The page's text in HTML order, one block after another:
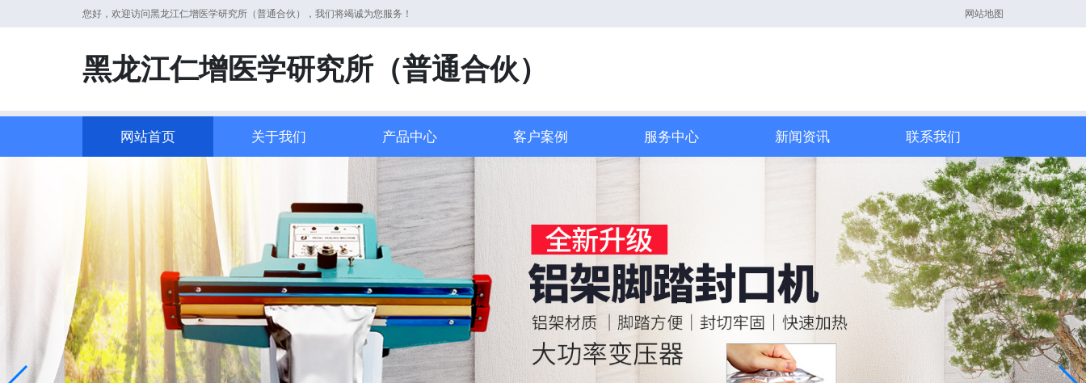
您好，欢迎访问黑龙江仁增医学研究所（普通合伙），我们将竭诚为您服务！ 网站地图
黑龙江仁增医学研究所（普通合伙）
网站首页 关于我们 产品中心 客户案例 服务中心 新闻资讯 联系我们